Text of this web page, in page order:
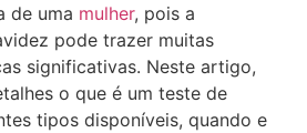
de uma mulher, pois a
pode trazer muitas
significativas. Neste artigo,
o que é um teste de
tipos disponíveis, quando e